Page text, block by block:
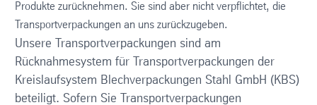
Produkte zurücknehmen. Sie sind aber nicht verpflichtet, die
Transportverpackungen an uns zurückzugeben.
Unsere Transportverpackungen sind am
Rücknahmesystem für Transportverpackungen der
Kreislaufsystem Blechverpackungen Stahl GmbH (KBS)
beteiligt. Sofern Sie Transportverpackungen